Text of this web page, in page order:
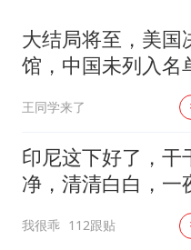
奋
大结局将至，美国
馆，中国未列入名
王同学来了
印尼这下好了，干
净，清清白白，一
我很乖 112跟贴